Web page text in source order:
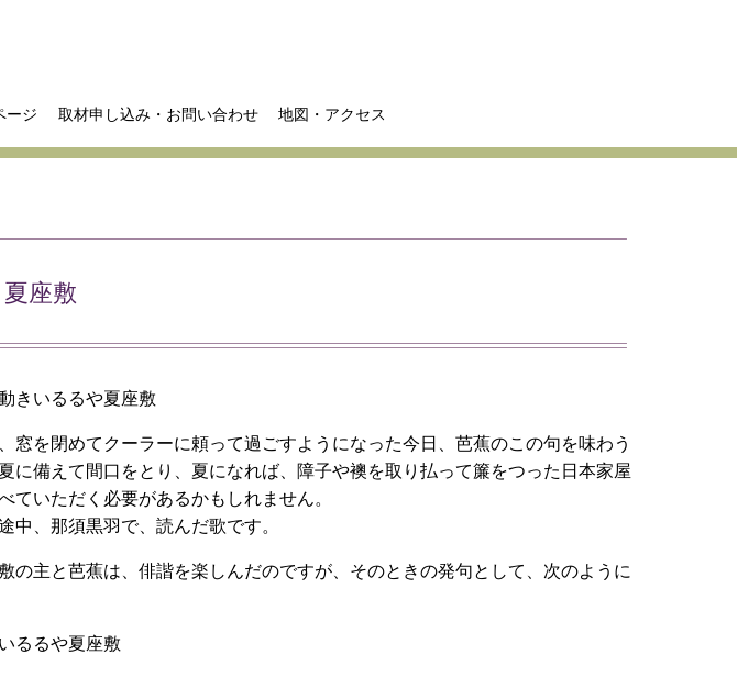
ージ 取材申し込み・お問い合わせ 地図・アクセス
座敷
いるるや夏座敷
窓を閉めてクーラーに頼って過ごすようになった今日、芭蕉のこの句を味わう
に備えて間口をとり、夏になれば、障子や襖を取り払って簾をつった日本家屋
ていただく必要があるかもしれません。
中、那須黒羽で、読んだ歌です。
の主と芭蕉は、俳諧を楽しんだのですが、そのときの発句として、次のように
るるや夏座敷